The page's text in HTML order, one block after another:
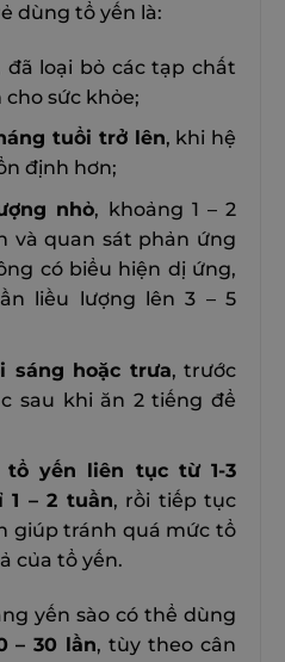
dùng tổ yến là:
đã loại bỏ các tạp chất
sức khỏe;
tuổi trở lên, khi hệ
định hơn;
nhỏ, khoảng 1 – 2
và quan sát phản ứng
có biểu hiện dị ứng,
liều lượng lên 3 – 5
sáng hoặc trưa, trước
sau khi ăn 2 tiếng để
tổ yến liên tục từ 1-3
1 – 2 tuần, rồi tiếp tục
giúp tránh quá mức tổ
của tổ yến.
yến sào có thể dùng
– 30 lần, tùy theo cân